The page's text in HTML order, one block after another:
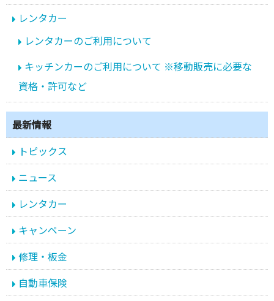
レンタカー
レンタカーのご利用について
キッチンカーのご利用について ※移動販売に必要な
資格・許可など
最新情報
トピックス
ニュース
レンタカー
キャンペーン
修理・板金
自動車保険